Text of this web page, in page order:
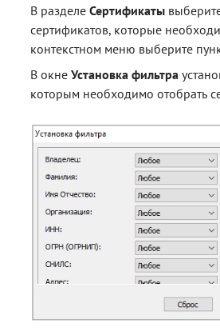
В разделе Сертификаты
сертификатов, которые
контекстном меню выберите
В окне Установка фильтра
которым необходимо отобрать